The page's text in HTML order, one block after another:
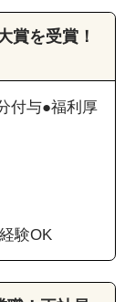
賞を受賞！
付与●福利厚
験OK